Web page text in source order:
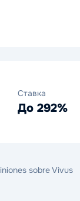
Ставка
До 292%
sobre Vivus